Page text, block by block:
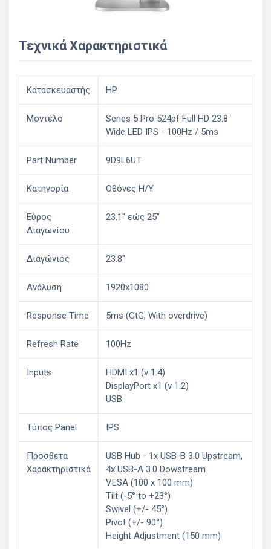
Τεχνικά Χαρακτηριστικά
Κατασκευαστής HP
Μοντέλο
Series 5 Pro 524pf Full HD 23.8¨
Wide LED IPS - 100Hz / 5ms
Part Number 9D9L6UT
Κατηγορία Οθόνες Η/Υ
Εύρος
Διαγωνίου
23.1" εώς 25"
Διαγώνιος 23.8"
Ανάλυση 1920x1080
Response Time 5ms (GtG, With overdrive)
Refresh Rate 100Hz
Inputs
HDMI x1 (v 1.4)
DisplayPort x1 (v 1.2)
USB
Τύπος Panel IPS
Πρόσθετα
Χαρακτηριστικά
USB Hub - 1x USB-B 3.0 Upstream,
4x USB-A 3.0 Dowstream
VESA (100 x 100 mm)
Tilt (-5° to +23°)
Swivel (+/- 45°)
Pivot (+/- 90°)
Height Adjustment (150 mm)